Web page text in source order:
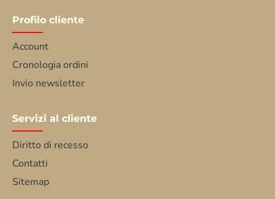
Profilo cliente
Account
Cronologia ordini
Invio newsletter
Servizi al cliente
Diritto di recesso
Contatti
Sitemap